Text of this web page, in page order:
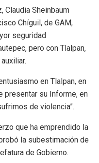
Claudia Sheinbaum
Chíguil, de GAM,
seguridad
pero con Tlalpan,
en Tlalpan, en
presentar su Informe, en
de violencia”.
que ha emprendido la
la subestimación de
de Gobierno.